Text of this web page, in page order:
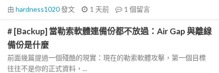
由 hardness1020發文 1 天前 1 個留言
# [Backup] 當勒索軟體連備份都不放過：Air Gap 與離線
備份是什麼
前面幾篇提過一個殘酷的現實：現在的勒索軟體攻擊，第一個目標
往往不是你的正式資料，...